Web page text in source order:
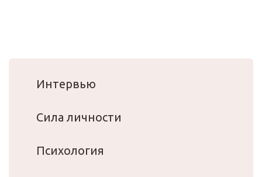
Интервью
Сила личности
Психология